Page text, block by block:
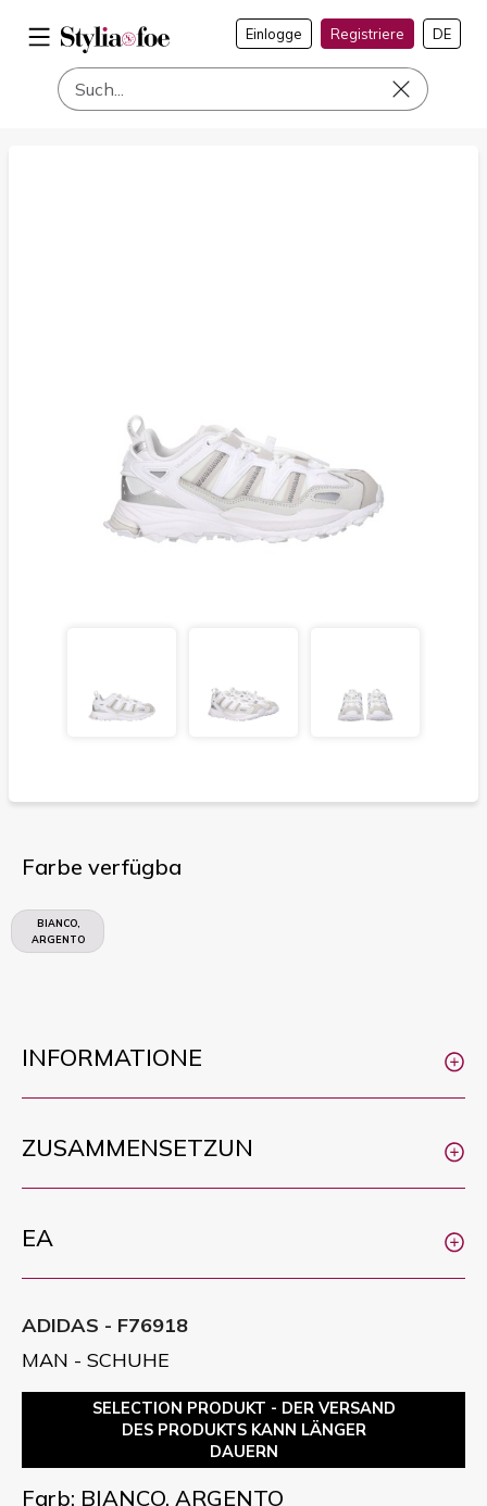
Einlogge Registriere DE
Farbe verfügba
BIANCO,
ARGENTO
INFORMATIONE
ZUSAMMENSETZUN
EA
ADIDAS - F76918
MAN - SCHUHE
SELECTION PRODUKT - DER VERSAND
DES PRODUKTS KANN LÄNGER
DAUERN
Farb: BIANCO, ARGENTO